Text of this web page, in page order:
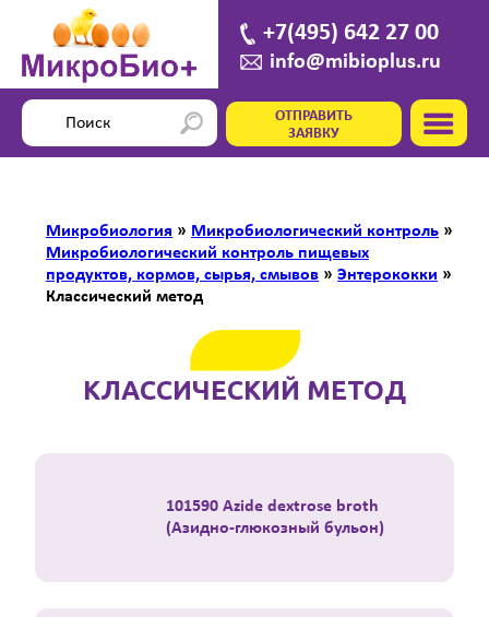
+7(495) 642 27 00
info@mibioplus.ru
ОТПРАВИТЬ
ЗАЯВКУ
Микробиология » Микробиологический контроль »
Микробиологический контроль пищевых
продуктов, кормов, сырья, смывов » Энтерококки »
Классический метод
КЛАССИЧЕСКИЙ МЕТОД
101590 Azide dextrose broth
(Азидно-глюкозный бульон)